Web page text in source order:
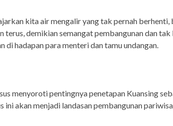
kita air mengalir yang tak pernah berhenti,
terus, demikian semangat pembangunan dan tak
di hadapan para menteri dan tamu undangan.
menyoroti pentingnya penetapan Kuansing
ini akan menjadi landasan pembangunan